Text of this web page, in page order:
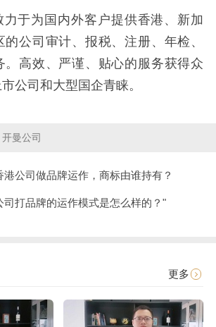
力于为国内外客户提供香港、新加
公司审计、报税、注册、年检、
。高效、严谨、贴心的服务获得众
公司和大型国企青睐。
开曼公司
港公司做品牌运作，商标由谁持有？
司打品牌的运作模式是怎么样的？"
更多